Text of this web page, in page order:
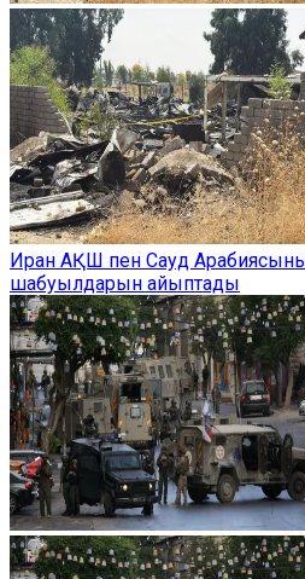
Иран АҚШ пен Сауд
шабуылдарын айыптады